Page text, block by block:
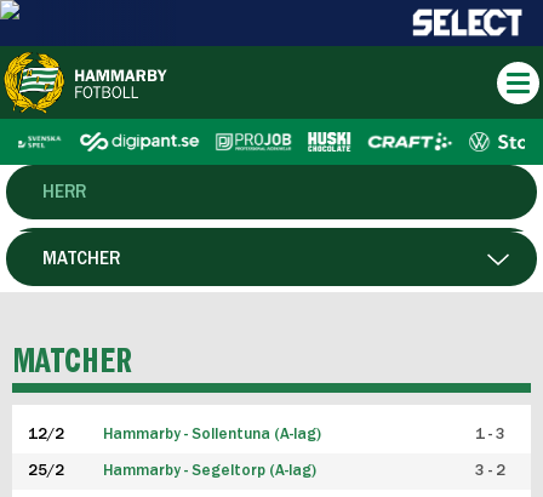
HERR
DAM
P19
F19
MATCHER
MATCHER
12/2 Hammarby - Sollentuna (A-lag) 1 - 3
25/2 Hammarby - Segeltorp (A-lag) 3 - 2